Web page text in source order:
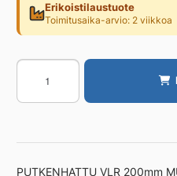
Erikoistilaustuote
Toimitusaika-arvio: 2 viikkoa
Putken
JUPALCO
200,valurauta,musta
PUTKENHATTU VLR 200mm